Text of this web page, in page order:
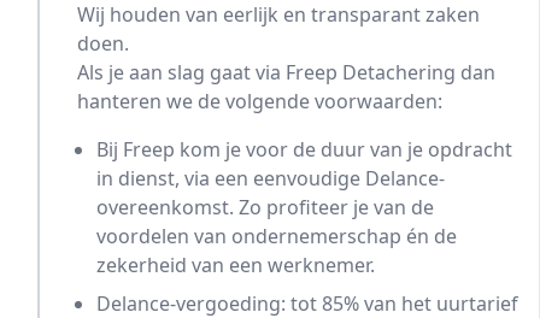
Wij houden van eerlijk en transparant zaken
doen.
Als je aan slag gaat via Freep Detachering dan
hanteren we de volgende voorwaarden:
Bij Freep kom je voor de duur van je opdracht
in dienst, via een eenvoudige Delance-
overeenkomst. Zo profiteer je van de
voordelen van ondernemerschap én de
zekerheid van een werknemer.
Delance-vergoeding: tot 85% van het uurtarief